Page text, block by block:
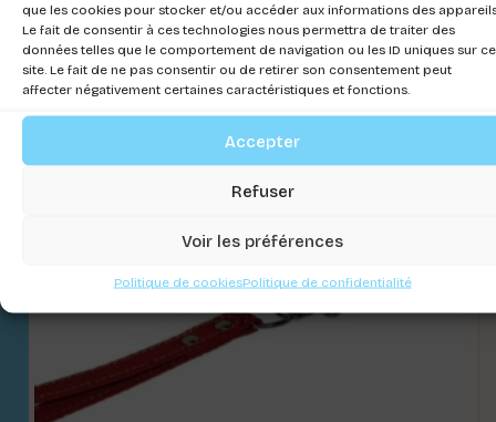
que les cookies pour stocker et/ou accéder aux informations des
Le fait de consentir à ces technologies nous permettra de traiter des
données telles que le comportement de navigation ou les ID uniques sur ce
site. Le fait de ne pas consentir ou de retirer son consentement peut
affecter négativement certaines caractéristiques et fonctions.
Accepter
Refuser
Voir les préférences
Politique de cookiesPolitique de confidentialité
Connectez-vous pour voir les prix